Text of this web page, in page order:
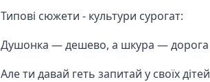
Типові сюжети - культури сурогат:
Душонка — дешево, а шкура — дорога
Але ти давай геть запитай у своїх дітей